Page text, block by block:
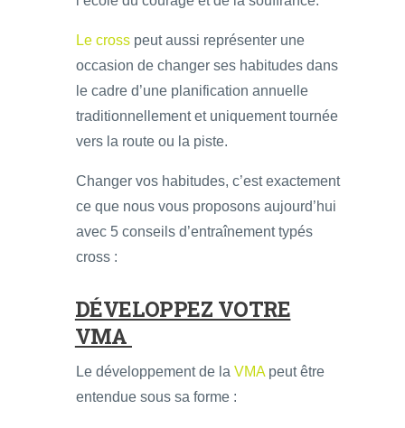
Le cross peut aussi représenter une
occasion de changer ses habitudes dans
le cadre d’une planification annuelle
traditionnellement et uniquement tournée
vers la route ou la piste.
Changer vos habitudes, c’est exactement
ce que nous vous proposons aujourd’hui
avec 5 conseils d’entraînement typés
cross :
DÉVELOPPEZ VOTRE
VMA
Le développement de la VMApeut être
entendue sous sa forme :